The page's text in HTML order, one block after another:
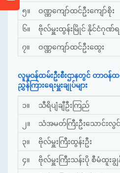
၅။ ဝဏ္ဏကျော်ထင်ဦးကျော်စိုး
၆။ ဗိုလ်မှူးထွန်းမြိုင် နိုင်ငံဂု
၇။ ဝဏ္ဏကျော်ထင်ဦးထွေး
လူမှုဝန်ထမ်းဦးစီးဌာနတွင် တာဝန်
ညွှန်ကြားရေးမှူးချုပ်များ
၁။ သီရိပျံချီဦးကြည်
၂။ သံအမတ်ကြီးဦးသောင်းလွင်
၃။ ဗိုလ်မှူးကြီးထွန်းဦး
၄။ ဗိုလ်မှူးကြီးသန်းပို စီမံထူးခ